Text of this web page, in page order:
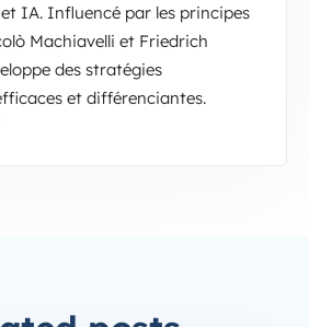
IA. Influencé par les principes
Machiavelli et Friedrich
des stratégies
et différenciantes.